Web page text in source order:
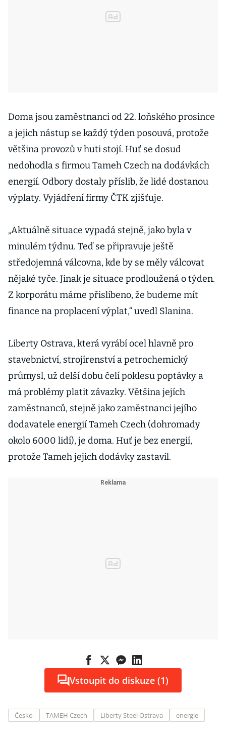
Doma jsou zaměstnanci od 22. loňského prosince
a jejich nástup se každý týden posouvá, protože
většina provozů v huti stojí. Huť se dosud
nedohodla s firmou Tameh Czech na dodávkách
energií. Odbory dostaly příslib, že lidé dostanou
výplaty. Vyjádření firmy ČTK zjišťuje.
„Aktuálně situace vypadá stejně, jako byla v
minulém týdnu. Teď se připravuje ještě
středojemná válcovna, kde by se měly válcovat
nějaké tyče. Jinak je situace prodloužená o týden.
Z korporátu máme přislíbeno, že budeme mít
finance na proplacení výplat,“ uvedl Slanina.
Liberty Ostrava, která vyrábí ocel hlavně pro
stavebnictví, strojírenství a petrochemický
průmysl, už delší dobu čelí poklesu poptávky a
má problémy platit závazky. Většina jejích
zaměstnanců, stejně jako zaměstnanci jejího
dodavatele energií Tameh Czech (dohromady
okolo 6000 lidí), je doma. Huť je bez energií,
protože Tameh jejich dodávky zastavil.
Vstoupit do diskuze (1)
Česko TAMEH Czech Liberty Steel Ostrava energie